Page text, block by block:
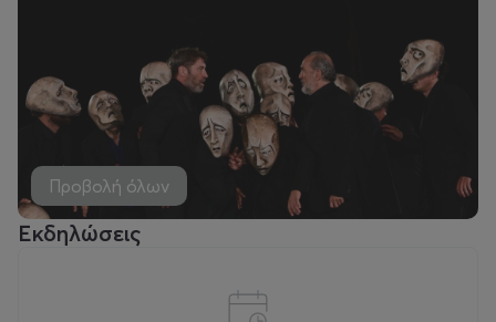
Προβολή όλων
Εκδηλώσεις